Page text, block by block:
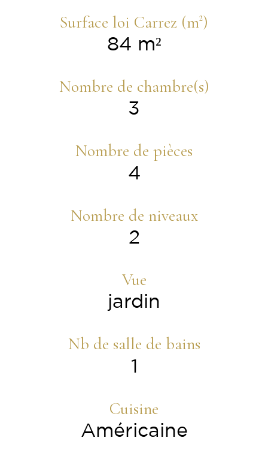
Surface loi Carrez (m²)
84 m²
Nombre de chambre(s)
3
Nombre de pièces
4
Nombre de niveaux
2
Vue
jardin
Nb de salle de bains
1
Cuisine
Américaine